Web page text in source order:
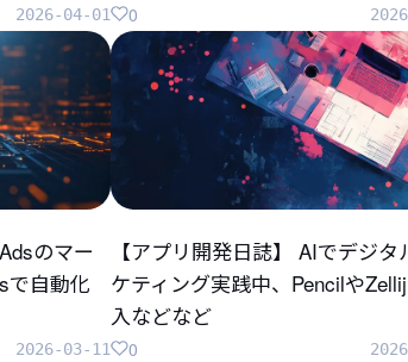
2026-04-01 0
のマー
で自動化
2026-03-11
【アプリ開発日誌】 AIでデジタ
ケティング実践中、Pencilや
入などなど
0